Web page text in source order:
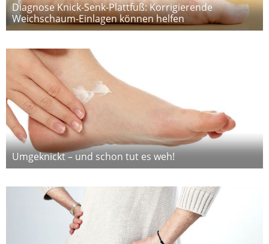
Diagnose Knick-Senk-Plattfuß: Korrigierende
Weichschaum-Einlagen können helfen
Umgeknickt – und schon tut es weh!